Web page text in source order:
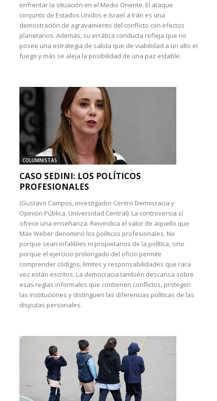
enfrentar la situación en el Medio Oriente. El ataque
conjunto de Estados Unidos e Israel a Irán es una
demostración de agravamiento del conflicto con efectos
planetarios. Además, su errática conducta refleja que no
posee una estrategia de salida que de viabilidad a un alto el
fuego y más se aleja la posibilidad de una paz estable.
COLUMNISTAS
CASO SEDINI: LOS POLÍTICOS
PROFESIONALES
(Gustavo Campos, investigador Centro Democracia y
Opinión Pública, Universidad Central): La controversia sí
ofrece una enseñanza. Reivindica el valor de aquello que
Max Weber denominó los políticos profesionales. No
porque sean infalibles ni propietarios de la política, sino
porque el ejercicio prolongado del oficio permite
comprender códigos, límites y responsabilidades que rara
vez están escritos. La democracia también descansa sobre
esas reglas informales que contienen conflictos, protegen
las instituciones y distinguen las diferencias políticas de las
disputas personales.